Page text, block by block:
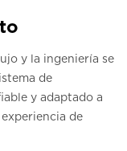
y la ingeniería se
de
y adaptado a
de